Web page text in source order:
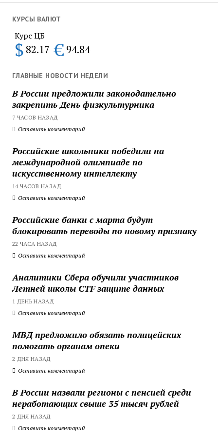
КУРСЫ ВАЛЮТ
Курс ЦБ
$ 82.17 € 94.84
ГЛАВНЫЕ НОВОСТИ НЕДЕЛИ
В России предложили законодательно
закрепить День физкультурника
7 ЧАСОВ НАЗАД
Оставить комментарий
Российские школьники победили на
международной олимпиаде по
искусственному интеллекту
14 ЧАСОВ НАЗАД
Оставить комментарий
Российские банки с марта будут
блокировать переводы по новому признаку
22 ЧАСА НАЗАД
Оставить комментарий
Аналитики Сбера обучили участников
Летней школы CTF защите данных
1 ДЕНЬ НАЗАД
Оставить комментарий
МВД предложило обязать полицейских
помогать органам опеки
2 ДНЯ НАЗАД
Оставить комментарий
В России назвали регионы с пенсией среди
неработающих свыше 35 тысяч рублей
2 ДНЯ НАЗАД
Оставить комментарий